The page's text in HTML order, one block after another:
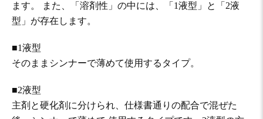
ます。 また、「溶剤性」の中には、「1液型」と「2液
型」が存在します。
■1液型
そのままシンナーで薄めて使用するタイプ。
■2液型
主剤と硬化剤に分けられ、仕様書通りの配合で混ぜた